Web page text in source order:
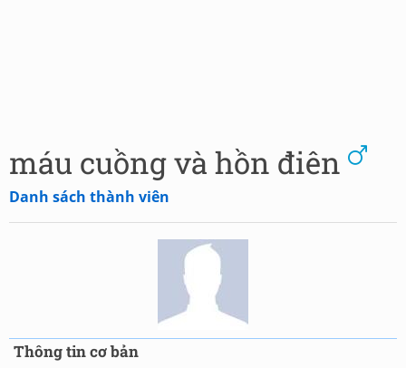
máu cuồng và hồn điên
Danh sách thành viên
Thông tin cơ bản